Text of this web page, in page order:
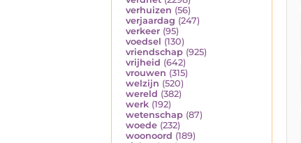
verhuizen (56)
verjaardag (247)
verkeer (95)
voedsel (130)
vriendschap (925)
vrijheid (642)
vrouwen (315)
welzijn (520)
wereld (382)
werk (192)
wetenschap (87)
woede (232)
woonoord (189)